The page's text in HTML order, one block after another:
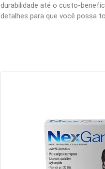
durabilidade até o custo-
detalhes para que você possa